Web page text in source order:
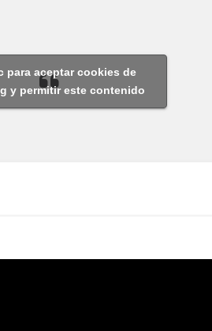
para aceptar cookies de
y permitir este contenido